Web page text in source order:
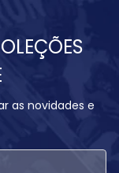
as novidades e